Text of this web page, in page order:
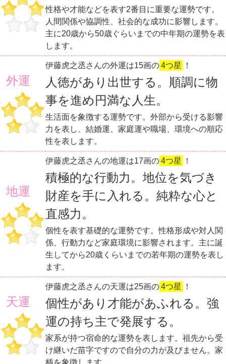
性格や才能などを表す2番目に重要な運勢です。
人間関係や協調性、社会的な成功に影響します。
主に20歳から50歳ぐらいまでの中年期の運勢を表
します。
外運
伊藤虎之丞さんの外運は15画の4つ星 ！
人徳があり出世する。順調に物
事を進め円満な人生。
生活面を象徴する運勢です。外部から受ける影響
力を表し、結婚運、家庭運や職場、環境への順応
性を表します。
地運
伊藤虎之丞さんの地運は17画の4つ星 ！
積極的な行動力。地位を気づき
財産を手に入れる。純粋な心と
直感力。
個性を表す基礎的な運勢です。性格形成や対人関
係、行動力など家庭環境に影響されます。主に誕
生してから20歳くらいまでの若年期の運勢を表し
ます。
天運
伊藤虎之丞さんの天運は25画の4つ星 ！
個性があり才能があふれる。強
運の持ち主で発展する。
家系が持つ宿命的な運勢を表します。祖先から受
け継いだ苗字ですので自分の力が及びません。家
柄を象徴します。